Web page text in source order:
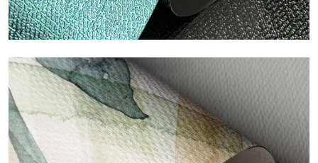
Metal
Metal ist die metallische Tapete von Tecnografica, mit
einzigartigen metallischen Reflexen, die Gold-, Silber-, Kupfer-
und satte Farben hervorheben.